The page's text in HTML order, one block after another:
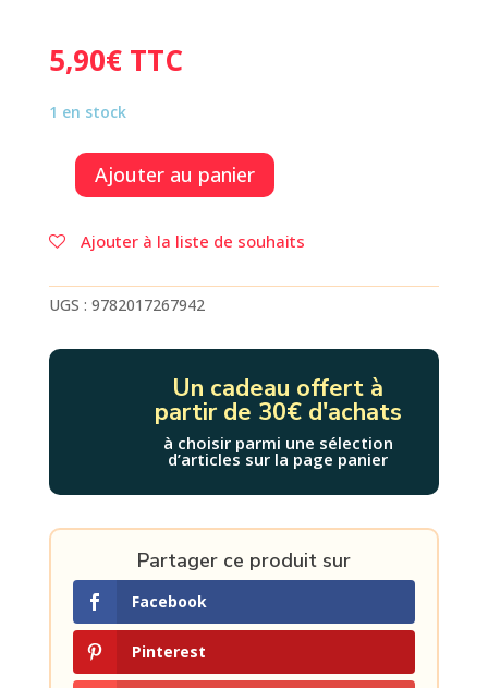
5,90€ TTC
1 en stock
quantité
PASSEPORT
MATERNELLE
J'ENTRE
PETITE
CAHIER
VACANCES
Ajouter au panier
Ajouter à la liste de souhaits
UGS : 9782017267942
Un cadeau offert à
partir de 30€ d'achats
à choisir parmi une sélection
d’articles sur la page panier
Partager ce produit sur
Facebook
Pinterest